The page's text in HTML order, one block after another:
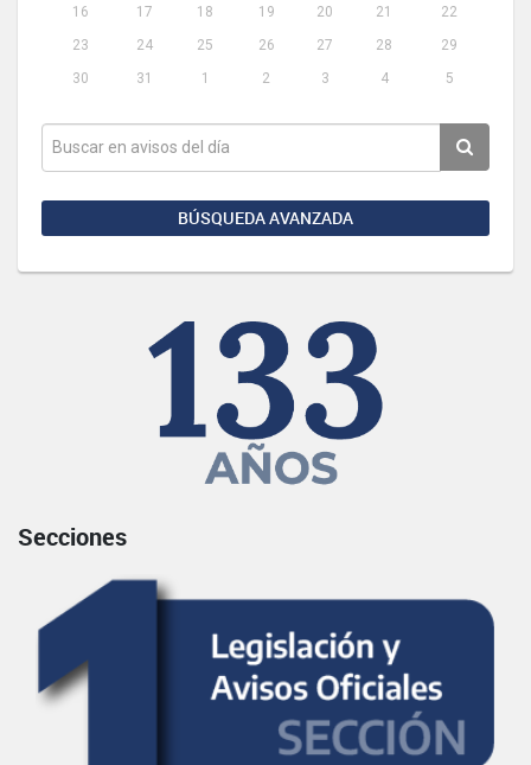
16
17 18 19 20 21
22
23
24 25 26 27 28
29
30
31 1 2 3 4 5
BÚSQUEDA AVANZADA
Secciones